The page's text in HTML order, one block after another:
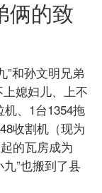
俩的致
”和孙文明兄弟
媳妇儿、上不
、1台1354拖
收割机（现为
的瓦房成为
”也搬到了县